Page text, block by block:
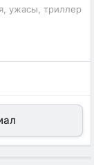
ужасы, триллер